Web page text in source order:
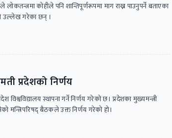
कोहीले पनि शान्तिपूर्णरूपमा माग राख्न पाउनुपर्ने बताएका
उल्लेख गरेका छन् ।
प्रदेशको निर्णय
विश्वविद्यालय स्थापना गर्ने निर्णय गरेको छ। प्रदेशका मुख्यमन्त्री
मन्त्रिपरिषद् बैठकले उक्त निर्णय गरेको हो।